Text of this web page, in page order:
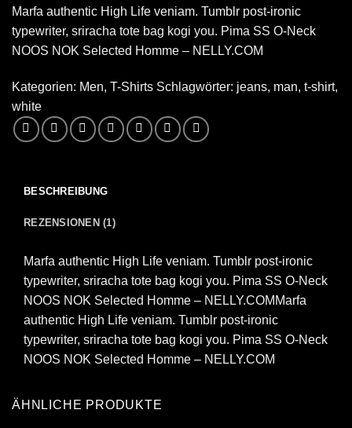
Bewertet
mit5von 5,
basierend
auf
1
Kundenbewertung
Marfa authentic High Life veniam. Tumblr post-ironic
typewriter, sriracha tote bag kogi you. Pima SS O-Neck
NOOS NOK Selected Homme – NELLY.COM
Kategorien: Men, T-Shirts Schlagwörter: jeans, man, t-shirt,
white
BESCHREIBUNG
REZENSIONEN (1)
Marfa authentic High Life veniam. Tumblr post-ironic
typewriter, sriracha tote bag kogi you. Pima SS O-Neck
NOOS NOK Selected Homme – NELLY.COMMarfa
authentic High Life veniam. Tumblr post-ironic
typewriter, sriracha tote bag kogi you. Pima SS O-Neck
NOOS NOK Selected Homme – NELLY.COM
ÄHNLICHE PRODUKTE